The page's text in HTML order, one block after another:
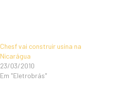
Chesf vai construir usina na
Nicarágua
23/03/2010
Em "Eletrobrás"